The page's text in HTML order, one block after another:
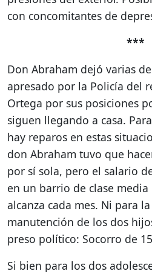
con concomitantes de
***
Don Abraham dejó varias
apresado por la Policía del
Ortega por sus posiciones
siguen llegando a casa.
hay reparos en estas
don Abraham tuvo que
por sí sola, pero el salario
en un barrio de clase
alcanza cada mes. Ni para
manutención de los dos
preso político: Socorro de
Si bien para los dos